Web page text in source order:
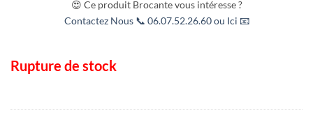
😍 Ce produit Brocante vous intéresse ?
Contactez Nous 📞 06.07.52.26.60 ou Ici 📧
Rupture de stock